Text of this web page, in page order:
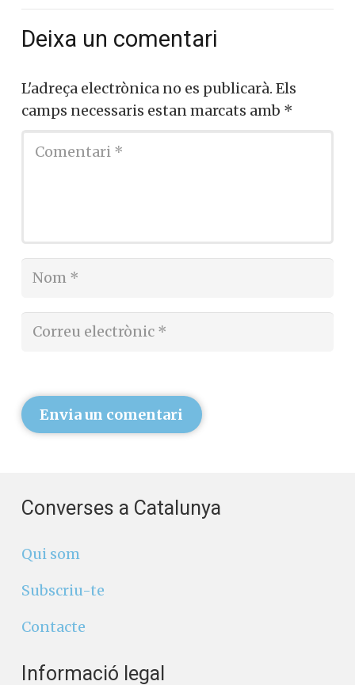
Deixa un comentari
L'adreça electrònica no es publicarà. Els
camps necessaris estan marcats amb *
Envia un comentari
Converses a Catalunya
Qui som
Subscriu-te
Contacte
Informació legal